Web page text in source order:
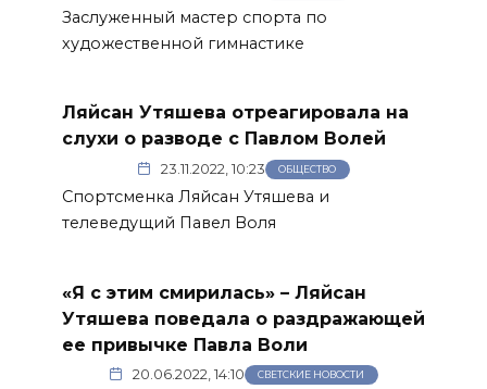
Заслуженный мастер спорта по
художественной гимнастике
Ляйсан Утяшева отреагировала на
слухи о разводе с Павлом Волей
23.11.2022, 10:23 ОБЩЕСТВО
Спортсменка Ляйсан Утяшева и
телеведущий Павел Воля
«Я с этим смирилась» – Ляйсан
Утяшева поведала о раздражающей
ее привычке Павла Воли
20.06.2022, 14:10 СВЕТСКИЕ НОВОСТИ